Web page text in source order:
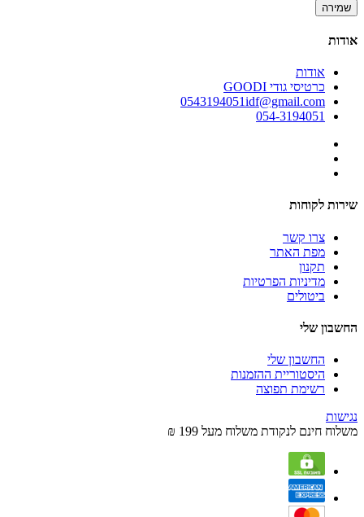
שמירה
אודות
אודות
כרטיסי גודי GOODI
0543194051idf@gmail.com
054-3194051
שירות לקוחות
צרו קשר
מפת האתר
תקנון
מדיניות הפרטיות
ביטולים
החשבון שלי
החשבון שלי
היסטוריית ההזמנות
רשימת תפוצה
נגישות
משלוח חינם לנקודת משלוח מעל 199 ₪